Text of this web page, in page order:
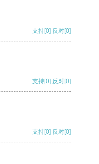
支持[0] 反对[0]
支持[0] 反对[0]
支持[0] 反对[0]